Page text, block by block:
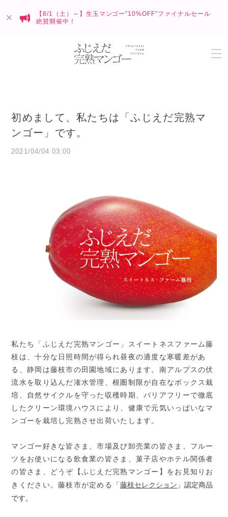
【8/1（土）～】生玉マンゴー”10%OFF”ファイナルセール
絶賛開催中！
初めまして、私たちは「ふじえだ完熟マ
ンゴー」です。
2021/04/04 03:00
私たち「ふじえだ完熟マンゴー」スイートネスファーム藤
枝は、十分な日照時間が得られ昼夜の適度な寒暖差があ
る、静岡は藤枝市の田園地域にあります。南アルプスの伏
流水を取り込んだ潅水管理、根圏制限が自在なボックス栽
培、自然サイクルを守った収穫時期、バリアフリーで徹底
したクリーン環境ハウスにより、健康で元気いっぱいなマ
ンゴーを栽培し完熟させ出荷いたします。
マンゴー好きな皆さま、市場及び卸売業の皆さま、フルー
ツをお使いになる飲食業の皆さま、菓子店やホテル関係者
の皆さま、どうぞ【ふじえだ完熟マンゴー】をお見知りお
きください。藤枝市が定める「藤枝セレクション 」認定商品
です。